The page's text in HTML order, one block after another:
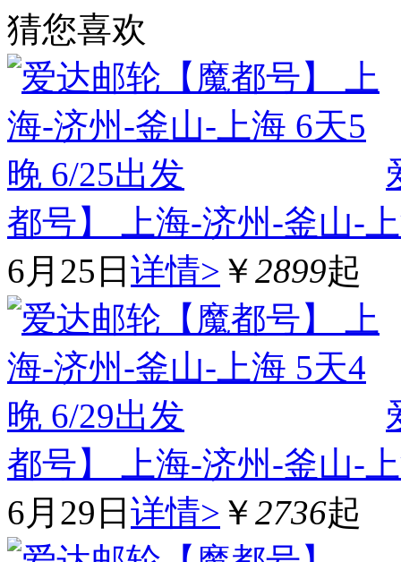
猜您喜欢
都号】 上海-济州-釜山-
6月25日 详情> ￥2899起
都号】 上海-济州-釜山-
6月29日 详情> ￥2736起